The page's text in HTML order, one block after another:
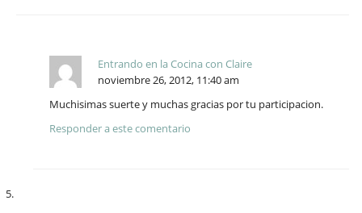
Entrando en la Cocina con Claire
noviembre 26, 2012, 11:40 am
Muchisimas suerte y muchas gracias por tu participacion.
Responder a este comentario